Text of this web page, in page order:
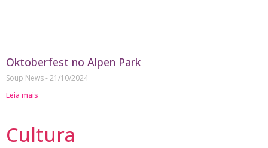
Oktoberfest no Alpen Park
Soup News 21/10/2024
Leia mais
Cultura